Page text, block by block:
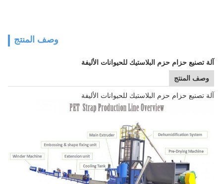
وصف المنتج
آلة تصنيع حزام حزم البلاستيك للحيوانات الأليفة
وصف المنتج
آلة تصنيع حزام حزم البلاستيك للحيوانات الأليفة